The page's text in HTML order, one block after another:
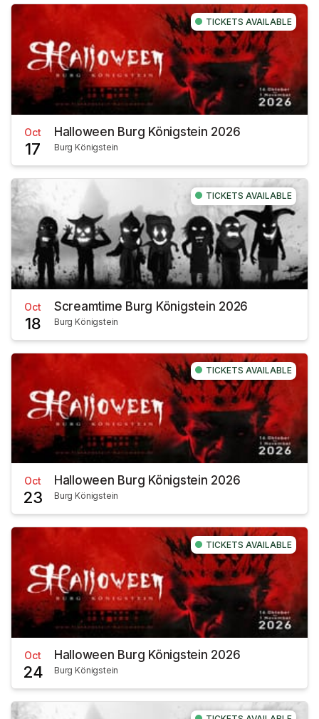
TICKETS AVAILABLE
Oct
17
Halloween Burg Königstein 2026
Burg Königstein
TICKETS AVAILABLE
Oct
18
Screamtime Burg Königstein 2026
Burg Königstein
TICKETS AVAILABLE
Oct
23
Halloween Burg Königstein 2026
Burg Königstein
TICKETS AVAILABLE
Oct
24
Halloween Burg Königstein 2026
Burg Königstein